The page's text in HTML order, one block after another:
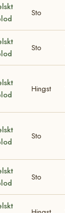
Sto
Sto
Hingst
Sto
Sto